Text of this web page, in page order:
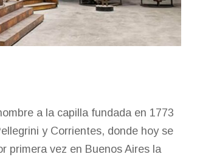
a la capilla fundada en 1773
y Corrientes, donde hoy se
primera vez en Buenos Aires la